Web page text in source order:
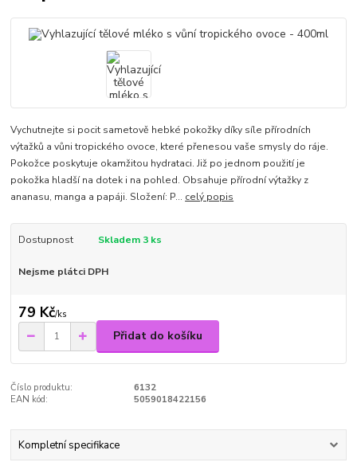
Vychutnejte si pocit sametově hebké pokožky díky síle přírodních
výtažků a vůni tropického ovoce, které přenesou vaše smysly do ráje.
Pokožce poskytuje okamžitou hydrataci. Již po jednom použití je
pokožka hladší na dotek i na pohled. Obsahuje přírodní výtažky z
ananasu, manga a papáji. Složení: P... celý popis
Dostupnost Skladem 3 ks
Nejsme plátci DPH
79 Kč/ks
Přidat do košíku
Číslo produktu:
6132
EAN kód:
5059018422156
Kompletní specifikace